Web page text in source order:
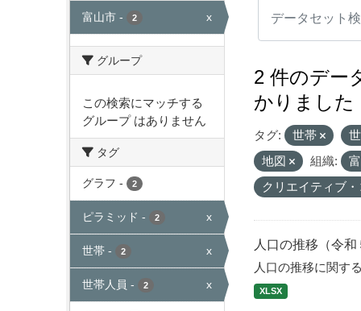
富山市 - 2 x
グループ
この検索にマッチする
グループ はありません
タグ
グラフ - 2
ピラミッド - 2 x
世帯 - 2 x
世帯人員 - 2 x
2 件のデー
かりました
タグ: 世帯
地図
組織:
クリエイティブ
人口の推移（令和
人口の推移に関す
XLSX